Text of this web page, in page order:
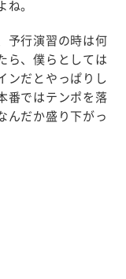
。
予行演習の時は何
ら、僕らとしては
ンだとやっぱりし
番ではテンポを落
んだか盛り下がっ